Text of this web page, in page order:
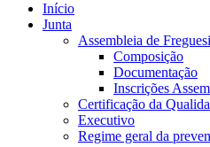
Início
Junta
Assembleia de
Composição
Documentação
Inscrições
Certificação da
Executivo
Regime geral da